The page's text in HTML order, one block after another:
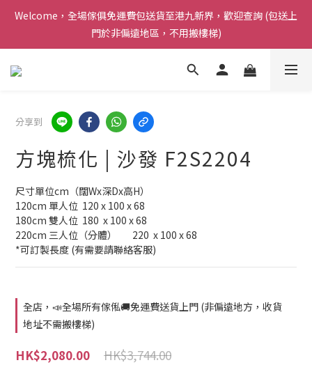
Welcome，全場傢俱免運費包送貨至港九新界，歡迎查詢 (包送上
門於非偏遠地區，不用搬樓梯)
Welcome，全場傢俱免運費包送貨至港九新界，歡迎查詢 (包送上
門於非偏遠地區，不用搬樓梯)
感謝支持 ! Airy Living 已連續三年榮獲carousell 頒發的 [ 傑出優
Welcome，全場傢俱免運費包送貨至港九新界，歡迎查詢 (包送上
門於非偏遠地區，不用搬樓梯)
分享到
方塊梳化 | 沙發 F2S2204
尺寸單位cm（闊Wx深Dx高H）
120cm 單人位	120 x 100 x 68
180cm 雙人位	180  x 100 x 68
220cm 三人位（分體）	220  x 100 x 68
*可訂製長度 (有需要請聯絡客服)
全店，📣全場所有傢俬🚚免運費送貨上門 (非偏遠地方，收貨
地址不需搬樓梯)
HK$3,744.00
HK$2,080.00